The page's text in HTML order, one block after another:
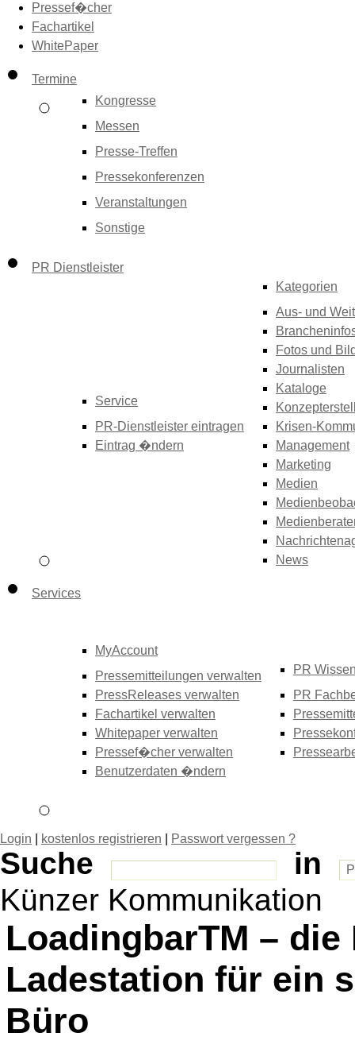
Pressef�cher
Fachartikel
WhitePaper
Termine
Kongresse
Messen
Presse-Treffen
Pressekonferenzen
Veranstaltungen
Sonstige
PR Dienstleister
Service
PR-Dienstleister eintragen
Eintrag �ndern
Kategorien
Aus- und
Fotos und
Journalisten
Kataloge
Krisen-
Management
Marketing
Medien
News
Services
MyAccount
Pressemitteilungen verwalten
PressReleases verwalten
Fachartikel verwalten
Whitepaper verwalten
Pressef�cher verwalten
Benutzerdaten �ndern
PR
PR
Login kostenlos registrieren Passwort vergessen ?
Suche
in
Künzer Kommunikation
LoadingbarTM –
Ladestation für ein
Büro